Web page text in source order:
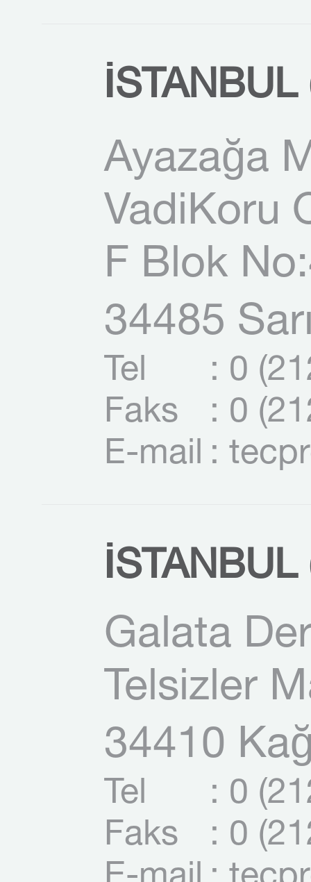
İSTANBUL
Ayazağa
VadiKoru
F Blok
34485
Tel
: 0
Faks
: 0
E-mail :
Galata
Telsizler
34410
Tel
: 0
Faks
: 0